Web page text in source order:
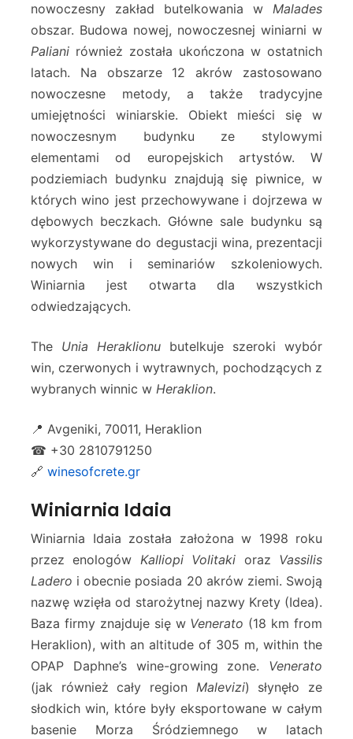
nowoczesny zakład butelkowania w Malades
obszar. Budowa nowej, nowoczesnej winiarni w
Paliani również została ukończona w ostatnich
latach. Na obszarze 12 akrów zastosowano
nowoczesne metody, a także tradycyjne
umiejętności winiarskie. Obiekt mieści się w
nowoczesnym budynku ze stylowymi
elementami od europejskich artystów. W
podziemiach budynku znajdują się piwnice, w
których wino jest przechowywane i dojrzewa w
dębowych beczkach. Główne sale budynku są
wykorzystywane do degustacji wina, prezentacji
nowych win i seminariów szkoleniowych.
Winiarnia jest otwarta dla wszystkich
odwiedzających.
The Unia Heraklionu butelkuje szeroki wybór
win, czerwonych i wytrawnych, pochodzących z
wybranych winnic w Heraklion.
📍 Avgeniki, 70011, Heraklion
☎ +30 2810791250
🔗 winesofcrete.gr
Winiarnia Idaia
Winiarnia Idaia została założona w 1998 roku
przez enologów Kalliopi Volitaki oraz Vassilis
Ladero i obecnie posiada 20 akrów ziemi. Swoją
nazwę wzięła od starożytnej nazwy Krety (Idea).
Baza firmy znajduje się w Venerato (18 km from
Heraklion), with an altitude of 305 m, within the
OPAP Daphne’s wine-growing zone. Venerato
(jak również cały region Malevizi) słynęło ze
słodkich win, które były eksportowane w całym
basenie Morza Śródziemnego w latach